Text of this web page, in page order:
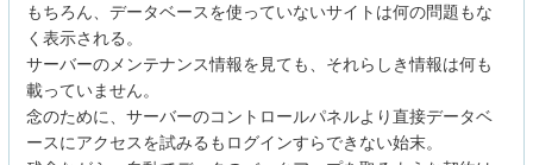
もちろん、データベースを使っていないサイトは何の問題もな
く表示される。
サーバーのメンテナンス情報を見ても、それらしき情報は何も
載っていません。
念のために、サーバーのコントロールパネルより直接データベ
ースにアクセスを試みるもログインすらできない始末。